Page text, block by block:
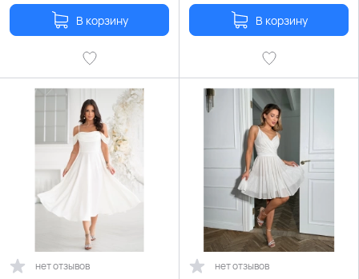
В корзину В корзину
нет отзывов нет отзывов